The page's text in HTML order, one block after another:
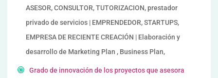
ASESOR, CONSULTOR, TUTORIZACION, prestador
privado de servicios | EMPRENDEDOR, STARTUPS,
EMPRESA DE RECIENTE CREACIÓN | Elaboración y
desarrollo de Marketing Plan , Business Plan,
Grado de innovación de los proyectos que asesora